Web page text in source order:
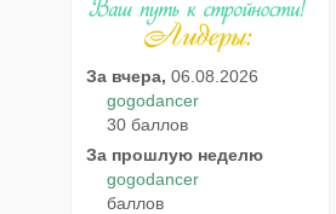
За вчера, 06.08.2026
gogodancer
30 баллов
За прошлую неделю
gogodancer
баллов